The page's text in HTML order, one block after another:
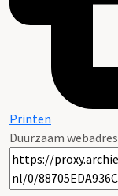
Printen
Duurzaam webadres